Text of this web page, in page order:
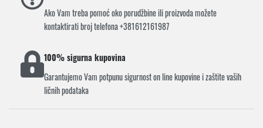
Ako Vam treba pomoć oko porudžbine ili proizvoda možete
kontaktirati broj telefona +381612161987
100% sigurna kupovina
Garantujemo Vam potpunu sigurnost on line kupovine i zaštite vaših
ličnih podataka